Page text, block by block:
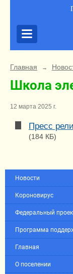
Главная →
Школа
12 марта 2025 г.
Пресс
(184 КБ)
Новости
Короновирус
Федеральный
Программа
Главная
О поселении